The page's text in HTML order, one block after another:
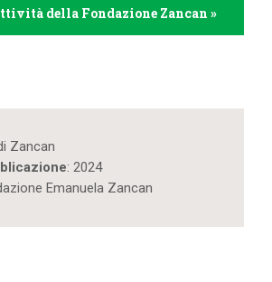
della Fondazione Zancan »
Zancan
: 2024
Emanuela Zancan